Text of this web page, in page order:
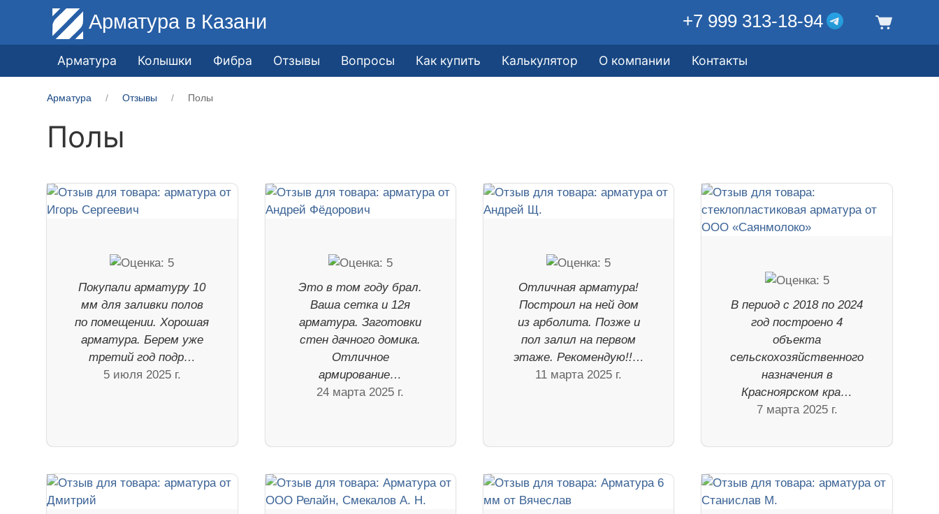
Арматура в Казани +7 999 313-18-94
Арматура Колышки Фибра Отзывы Вопросы Как купить Калькулятор О компании Контакты
Арматура Отзывы Полы
Полы
Покупали арматуру 10
мм для заливки полов
по помещении. Хорошая
арматура. Берем уже
третий год подр…
5 июля 2025 г.
Это в том году брал.
Ваша сетка и 12я
арматура. Заготовки
стен дачного домика.
Отличное
армирование…
24 марта 2025 г.
Отличная арматура!
Построил на ней дом
из арболита. Позже и
пол залил на первом
этаже. Рекомендую!!…
11 марта 2025 г.
В период с 2018 по 2024
год построено 4
объекта
сельскохозяйственного
назначения в
Красноярском кра…
7 марта 2025 г.